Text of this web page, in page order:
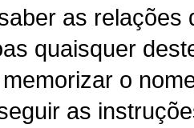
as relações
quaisquer
o
as